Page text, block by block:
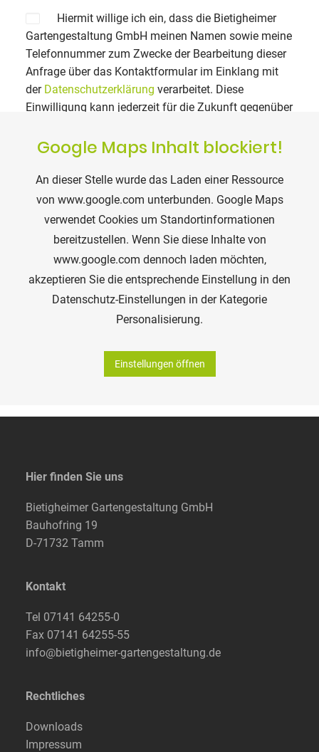
Hiermit willige ich ein, dass die Bietigheimer
Gartengestaltung GmbH meinen Namen sowie meine
Telefonnummer zum Zwecke der Bearbeitung dieser
Anfrage über das Kontaktformular im Einklang mit
der Datenschutzerklärung verarbeitet. Diese
Einwilligung kann jederzeit für die Zukunft gegenüber
werden.
Google Maps Inhalt blockiert!
An dieser Stelle wurde das Laden einer Ressource
von www.google.com unterbunden. Google Maps
verwendet Cookies um Standortinformationen
bereitzustellen. Wenn Sie diese Inhalte von
www.google.com dennoch laden möchten,
akzeptieren Sie die entsprechende Einstellung in den
Datenschutz-Einstellungen in der Kategorie
Personalisierung.
Einstellungen öffnen
Hier finden Sie uns
Bietigheimer Gartengestaltung GmbH
Bauhofring 19
D-71732 Tamm
Kontakt
Tel 07141 64255-0
Fax 07141 64255-55
info@bietigheimer-gartengestaltung.de
Rechtliches
Downloads
Impressum